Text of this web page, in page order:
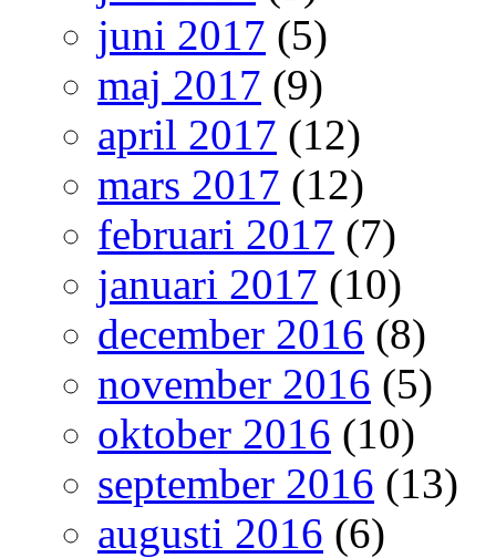
juni 2017 (5)
maj 2017 (9)
april 2017 (12)
mars 2017 (12)
februari 2017 (7)
januari 2017 (10)
december 2016 (8)
november 2016 (5)
oktober 2016 (10)
september 2016 (13)
augusti 2016 (6)